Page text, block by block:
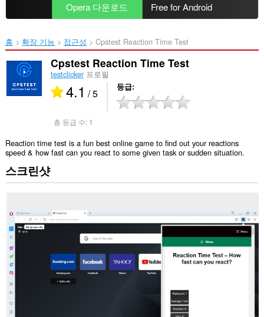
Opera 다운로드 Free for Android
홈 확장 기능 접근성 Cpstest Reaction Time Test‎
Cpstest Reaction Time Test
testclicker프로필
4.1 / 5 등급
총 등급 수: 1
Reaction time test is a fun best online game to find out your reactions
speed & how fast can you react to some given task or sudden situation.
스크린샷